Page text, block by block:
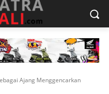
Ajang Menggencarkan